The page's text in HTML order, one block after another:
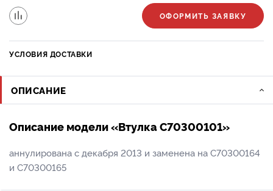
ОФОРМИТЬ ЗАЯВКУ
УСЛОВИЯ ДОСТАВКИ
ОПИСАНИЕ
Описание модели «Втулка C70300101»
аннулирована с декабря 2013 и заменена на С70300164
и С70300165